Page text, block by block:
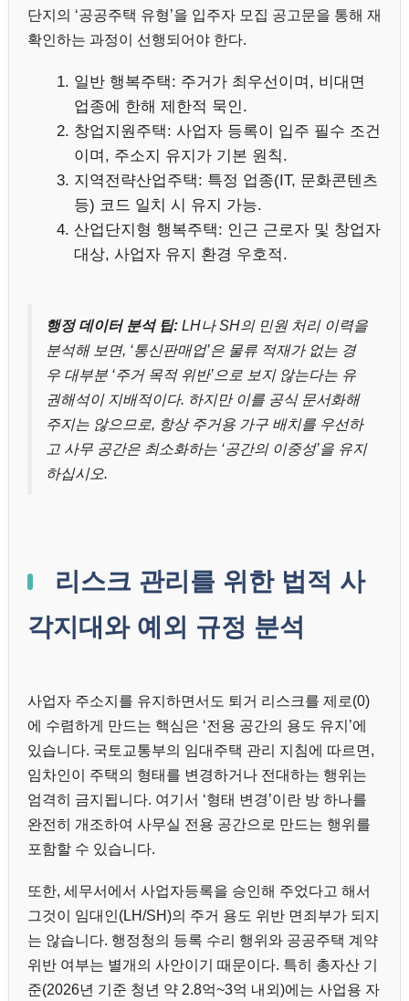
단지의 ‘공공주택 유형’을 입주자 모집 공고문을 통해 재
확인하는 과정이 선행되어야 한다.
일반 행복주택: 주거가 최우선이며, 비대면
업종에 한해 제한적 묵인.
창업지원주택: 사업자 등록이 입주 필수 조건
이며, 주소지 유지가 기본 원칙.
지역전략산업주택: 특정 업종(IT, 문화콘텐츠
등) 코드 일치 시 유지 가능.
산업단지형 행복주택: 인근 근로자 및 창업자
대상, 사업자 유지 환경 우호적.
행정 데이터 분석 팁: LH나 SH의 민원 처리 이력을
분석해 보면, ‘통신판매업’은 물류 적재가 없는 경
우 대부분 ‘주거 목적 위반’으로 보지 않는다는 유
권해석이 지배적이다. 하지만 이를 공식 문서화해
주지는 않으므로, 항상 주거용 가구 배치를 우선하
고 사무 공간은 최소화하는 ‘공간의 이중성’을 유지
하십시오.
리스크 관리를 위한 법적 사
각지대와 예외 규정 분석
사업자 주소지를 유지하면서도 퇴거 리스크를 제로(0)
에 수렴하게 만드는 핵심은 ‘전용 공간의 용도 유지’에
있습니다. 국토교통부의 임대주택 관리 지침에 따르면,
임차인이 주택의 형태를 변경하거나 전대하는 행위는
엄격히 금지됩니다. 여기서 ‘형태 변경’이란 방 하나를
완전히 개조하여 사무실 전용 공간으로 만드는 행위를
포함할 수 있습니다.
또한, 세무서에서 사업자등록을 승인해 주었다고 해서
그것이 임대인(LH/SH)의 주거 용도 위반 면죄부가 되지
는 않습니다. 행정청의 등록 수리 행위와 공공주택 계약
위반 여부는 별개의 사안이기 때문이다. 특히 총자산 기
준(2026년 기준 청년 약 2.8억~3억 내외)에는 사업용 자